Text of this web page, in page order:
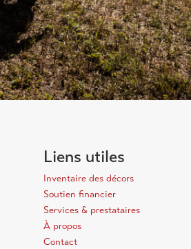
Liens utiles
Inventaire des décors
Soutien financier
Services & prestataires
À propos
Contact